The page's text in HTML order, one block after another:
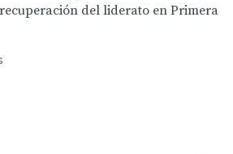
del liderato en Primera